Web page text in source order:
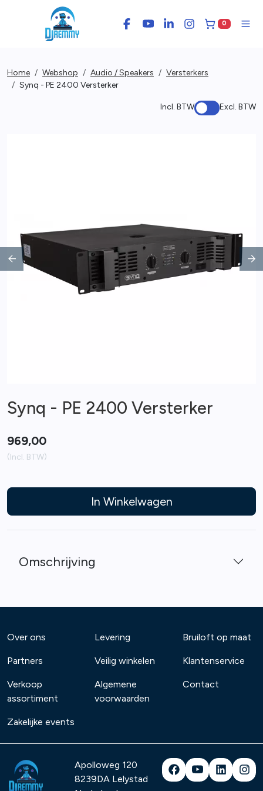
Facebook
YouTubeLinkedInInstagram
0
Home Webshop Audio / Speakers
Versterkers
Synq - PE 2400 Versterker
Incl. BTW Excl. BTW
Previous
Synq - PE 2400 Versterker
969,00
(Incl. BTW)
In Winkelwagen
Omschrijving
Over ons
Partners
Verkoop
assortiment
Zakelijke events
Levering
Veilig winkelen
Algemene
voorwaarden
Bruiloft op maat
Klantenservice
Contact
Apolloweg 120
8239DA Lelystad